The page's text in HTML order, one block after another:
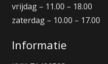
vrijdag – 11.00 – 18.00
zaterdag – 10.00 – 17.00
Informatie